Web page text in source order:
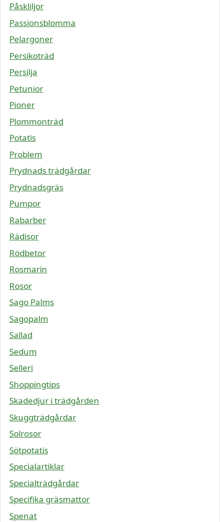
Påskliljor
Passionsblomma
Pelargoner
Persikoträd
Persilja
Petunior
Pioner
Plommonträd
Potatis
Problem
Prydnads trädgårdar
Prydnadsgräs
Pumpor
Rabarber
Rädisor
Rödbetor
Rosmarin
Rosor
Sago Palms
Sagopalm
Sallad
Sedum
Selleri
Shoppingtips
Skadedjur i trädgården
Skuggträdgårdar
Solrosor
Sötpotatis
Specialartiklar
Specialträdgårdar
Specifika gräsmattor
Spenat